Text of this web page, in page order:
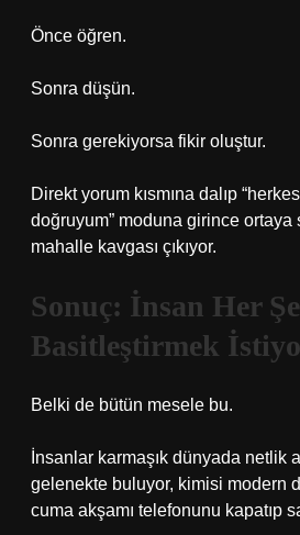
Önce öğren.
Sonra düşün.
Sonra gerekiyorsa fikir oluştur.
Direkt yorum kısmına dalıp
doğruyum” moduna girince ortaya
mahalle kavgası çıkıyor.
Sonuç: İnsan Her
Basitleştirmek
Belki de bütün mesele bu.
İnsanlar karmaşık dünyada netlik
gelenekte buluyor, kimisi modern
cuma akşamı telefonunu kapatıp